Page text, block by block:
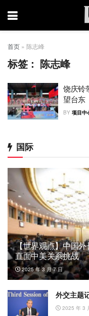
首页 » 陈志峰
标签： 陈志峰
饶庆铃
望台东
BY 项目中
国际
【世界观点】中国外
直面中美关系挑战
2025 年 3 月 7 日
外交主题
2025 年 3